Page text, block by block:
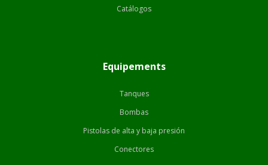
Catálogos
Equipements
Tanques
Bombas
Pistolas de alta y baja presión
Conectores